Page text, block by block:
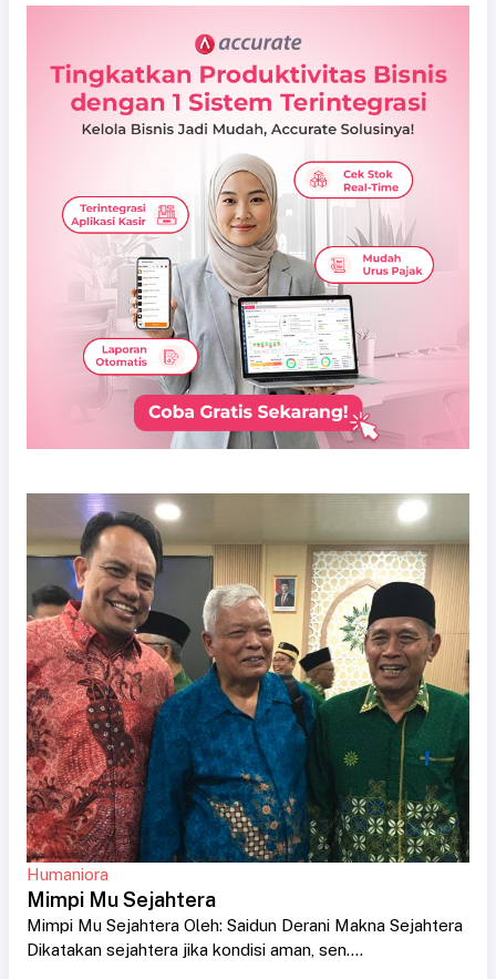
Humaniora
Mimpi Mu Sejahtera
Mimpi Mu Sejahtera Oleh: Saidun Derani Makna Sejahtera
Dikatakan sejahtera jika kondisi aman, sen....